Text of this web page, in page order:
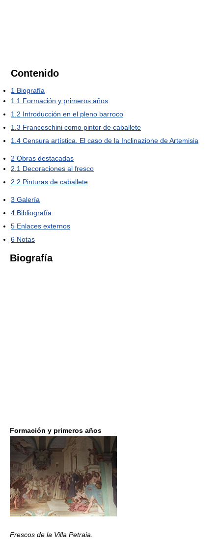
Contenido
1 Biografía
1.1 Formación y primeros años
1.2 Introducción en el pleno barroco
1.3 Franceschini como pintor de caballete
1.4 Censura artística. El caso de la Inclinazione de Artemisia
2 Obras destacadas
2.1 Decoraciones al fresco
2.2 Pinturas de caballete
3 Galería
4 Bibliografía
5 Enlaces externos
6 Notas
Biografía
Formación y primeros años
Frescos de la Villa Petraia